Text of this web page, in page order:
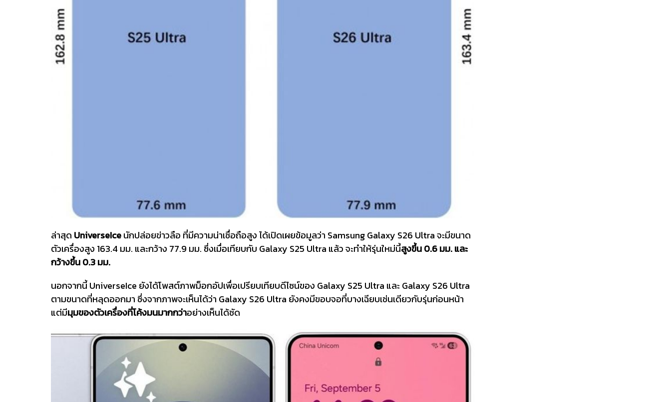
ล่าสุด UniverseIceนักปล่อยข่าวลือ ที่มีความน่าเชื่อถือสูง ได้เปิดเผยข้อมูลว่า Samsung Galaxy S26 Ultra จะมีขนาด
ตัวเครื่องสูง 163.4 มม. และกว้าง 77.9 มม. ซึ่งเมื่อเทียบกับ Galaxy S25 Ultra แล้ว จะทำให้รุ่นใหม่นี้สูงขึ้น 0.6 มม. และ
กว้างขึ้น 0.3 มม.
นอกจากนี้ UniverseIce ยังได้โพสต์ภาพม็อกอัปเพื่อเปรียบเทียบดีไซน์ของ Galaxy S25 Ultra และ Galaxy S26 Ultra
ตามขนาดที่หลุดออกมา ซึ่งจากภาพจะเห็นได้ว่า Galaxy S26 Ultra ยังคงมีขอบจอที่บางเฉียบเช่นเดียวกับรุ่นก่อนหน้า
แต่มีมุมของตัวเครื่องที่โค้งมนมากกว่าอย่างเห็นได้ชัด